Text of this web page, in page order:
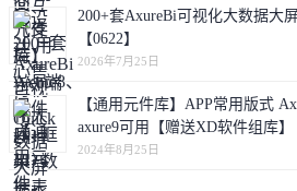
200+套AxureBi可视化大数据大
【0622】
2026年7月25日
【通用元件库】APP常用版式
axure9可用【赠送XD软件组库】
2024年8月25日